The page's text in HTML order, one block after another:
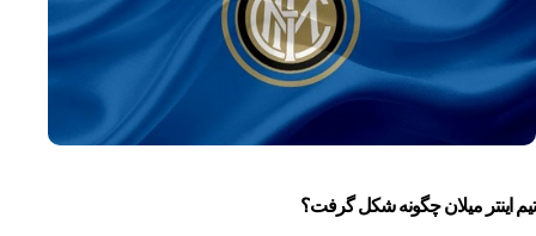
تیم اینتر میلان چگونه شکل گرفت؟